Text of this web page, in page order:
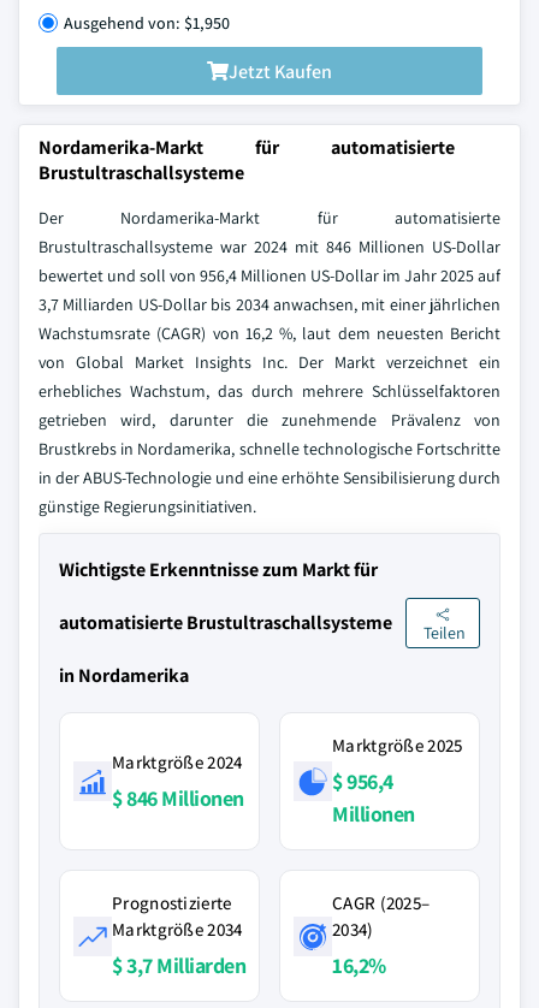
Ausgehend von: $1,950
Jetzt Kaufen
Nordamerika-Markt für automatisierte
Brustultraschallsysteme
Der Nordamerika-Markt für automatisierte
Brustultraschallsysteme war 2024 mit 846 Millionen US-Dollar
bewertet und soll von 956,4 Millionen US-Dollar im Jahr 2025 auf
3,7 Milliarden US-Dollar bis 2034 anwachsen, mit einer jährlichen
Wachstumsrate (CAGR) von 16,2 %, laut dem neuesten Bericht
von Global Market Insights Inc. Der Markt verzeichnet ein
erhebliches Wachstum, das durch mehrere Schlüsselfaktoren
getrieben wird, darunter die zunehmende Prävalenz von
Brustkrebs in Nordamerika, schnelle technologische Fortschritte
in der ABUS-Technologie und eine erhöhte Sensibilisierung durch
günstige Regierungsinitiativen.
Wichtigste Erkenntnisse zum Markt für
automatisierte Brustultraschallsysteme
in Nordamerika
Teilen
Marktgröße 2024
$ 846 Millionen
Marktgröße 2025
$ 956,4
Millionen
Prognostizierte
Marktgröße 2034
$ 3,7 Milliarden
CAGR (2025–
2034)
16,2%